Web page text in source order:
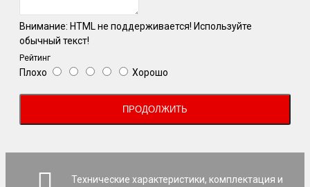
Внимание: HTML не поддерживается! Используйте
обычный текст!
Рейтинг
Плохо Хорошо
ПРОДОЛЖИТЬ
Технические характеристики, комплектация и